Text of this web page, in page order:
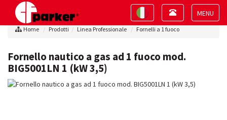
Toggle
Toggle
navigation
Toggle
navigation
Home Prodotti Linea Professionale Fornelli a 1 fuoco
Fornello nautico a gas ad 1 fuoco mod.
BIG5001LN 1 (kW 3,5)